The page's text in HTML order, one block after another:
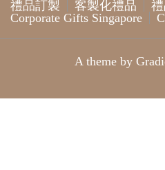
禮品訂製
客製化禮品
Corporate Gifts Singapore
A theme by